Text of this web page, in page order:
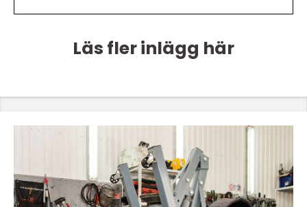
Läs fler inlägg här